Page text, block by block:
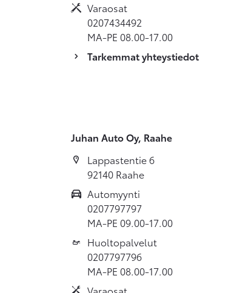
Varaosat
0207434492
MA-PE 08.00-17.00
Tarkemmat yhteystiedot
Juhan Auto Oy, Raahe
Lappastentie 6
92140 Raahe
Automyynti
0207797797
MA-PE 09.00-17.00
Huoltopalvelut
0207797796
MA-PE 08.00-17.00